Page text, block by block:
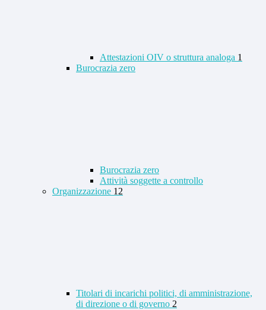
Attestazioni OIV o struttura analoga 1
Burocrazia zero
Burocrazia zero
Attività soggette a controllo
Organizzazione 12
Titolari di incarichi politici, di amministrazione,
di direzione o di governo 2